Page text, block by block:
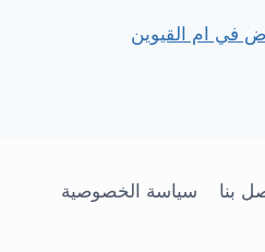
في ام القيوين
بنا سياسة الخصوصية